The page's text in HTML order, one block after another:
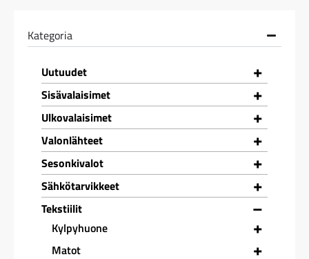
Kategoria
+
Uutuudet
+
Sisävalaisimet
+
Ulkovalaisimet
+
Valonlähteet
+
Sesonkivalot
+
Sähkötarvikkeet
–
Tekstiilit
+
Kylpyhuone
+
Matot